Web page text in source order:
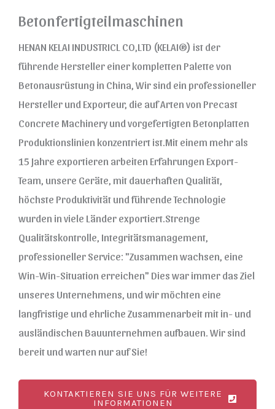
Betonfertigteilmaschinen
HENAN KELAI INDUSTRICL CO,LTD (KELAI®) ist der
führende Hersteller einer kompletten Palette von
Betonausrüstung in China, Wir sind ein professioneller
Hersteller und Exporteur, die auf Arten von Precast
Concrete Machinery und vorgefertigten Betonplatten
Produktionslinien konzentriert ist.Mit einem mehr als
15 Jahre exportieren arbeiten Erfahrungen Export-
Team, unsere Geräte, mit dauerhaften Qualität,
höchste Produktivität und führende Technologie
wurden in viele Länder exportiert.Strenge
Qualitätskontrolle, Integritätsmanagement,
professioneller Service: "Zusammen wachsen, eine
Win-Win-Situation erreichen" Dies war immer das Ziel
unseres Unternehmens, und wir möchten eine
langfristige und ehrliche Zusammenarbeit mit in- und
ausländischen Bauunternehmen aufbauen. Wir sind
bereit und warten nur auf Sie!
KONTAKTIEREN SIE UNS FÜR WEITERE
INFORMATIONEN